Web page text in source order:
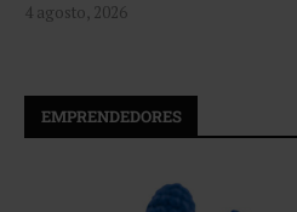
4 agosto, 2026
EMPRENDEDORES